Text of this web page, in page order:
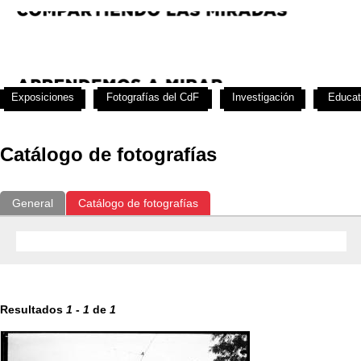
Catálogo de fotografías
General Catálogo de fotografías
Resultados 1 - 1 de 1
Exposiciones Fotografías del CdF Investigación